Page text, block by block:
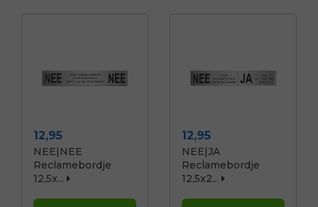
Prijs
12,95
NEE|NEE
Reclamebordje
12,5x...
Prijs
12,95
NEE|JA
Reclamebordje
12,5x2...